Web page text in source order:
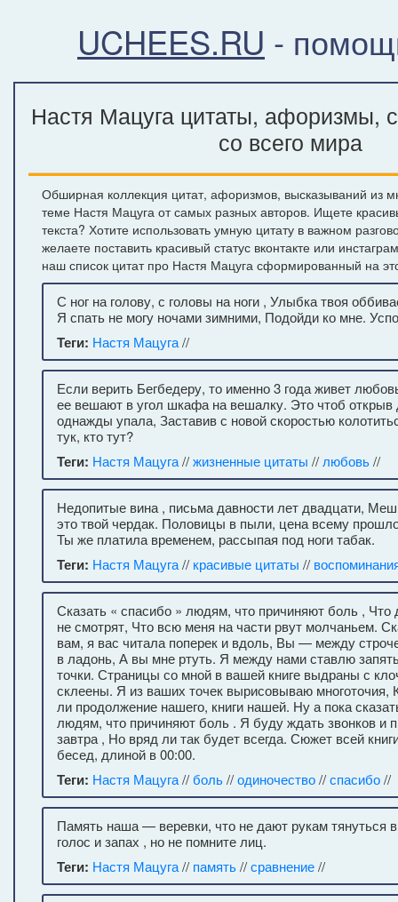
UCHEES.RU -
Настя Мацуга цитаты, афоризмы,
со всего мира
Обширная коллекция цитат, афоризмов, высказываний из
теме Настя Мацуга от самых разных авторов. Ищете
текста? Хотите использовать умную цитату в важном
желаете поставить красивый статус вконтакте или
наш список цитат про Настя Мацуга сформированный на
С ног на голову, с головы на ноги , Улыбка твоя
Я спать не могу ночами зимними, Подойди ко мне.
Теги: Настя Мацуга//
Если верить Бегбедеру, то именно 3 года живет
ее вешают в угол шкафа на вешалку. Это чтоб
однажды упала, Заставив с новой скоростью
тук, кто тут?
Теги: Настя Мацуга//жизненные цитаты // любовь//
Недопитые вина , письма давности лет двадцати,
это твой чердак. Половицы в пыли, цена всему
Ты же платила временем, рассыпая под ноги табак.
Теги: Настя Мацуга// красивые цитаты //
Сказать « спасибо » людям, что причиняют боль , Что
не смотрят, Что всю меня на части рвут молчаньем.
вам, я вас читала поперек и вдоль, Вы — между
в ладонь, А вы мне ртуть. Я между нами ставлю
точки. Страницы со мной в вашей книге выдраны с
склеены. Я из ваших точек вырисовываю многоточия,
ли продолжение нашего, книги нашей. Ну а пока
людям, что причиняют боль . Я буду ждать звонков и
завтра , Но вряд ли так будет всегда. Сюжет всей
бесед, длиной в 00:00.
Теги: Настя Мацуга//боль//одиночество//спасибо//
Память наша — веревки, что не дают рукам тянуться
голос и запах , но не помните лиц.
Теги: Настя Мацуга// память//сравнение//